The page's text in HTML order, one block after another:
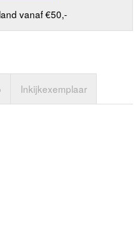
vanaf €50,-
Inkijkexemplaar